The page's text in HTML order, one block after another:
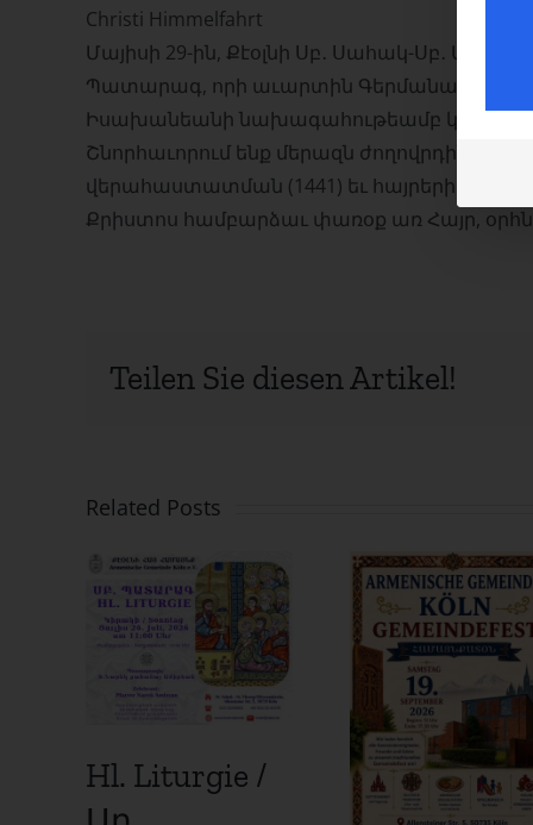
Christi Himmelfahrt
Մայիսի 29-ին, Քէօլնի Սբ․ Սահակ-Սբ․
Պատարագ, որի աւարտին Գերմանահայոց
Իսախանեանի նախագահութեամբ
Շնորհաւորում ենք մերազն ժողովրդին
վերահաստատման (1441) եւ հայրերի օրուայ
Քրիստոս համբարձաւ փառօք առ Հայր,
Teilen Sie diesen Artikel!
Related Posts
Hl. Liturgie /